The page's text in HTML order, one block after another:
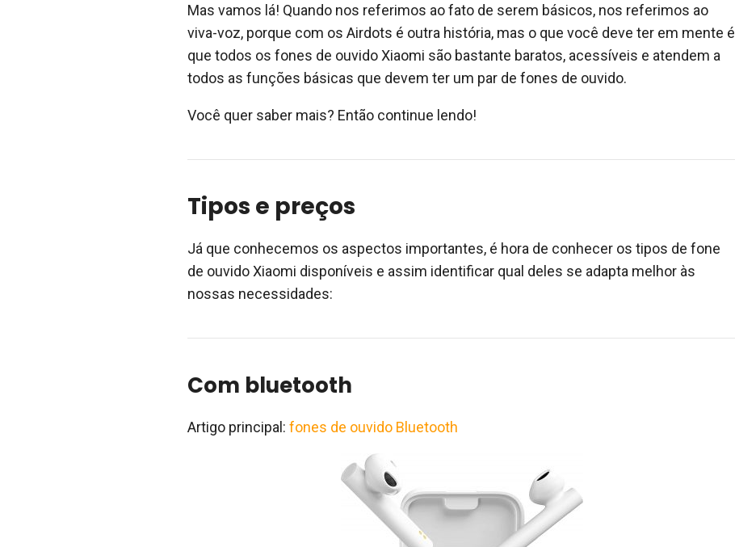
Mas vamos lá! Quando nos referimos ao fato de serem básicos, nos referimos ao
viva-voz, porque com os Airdots é outra história, mas o que você deve ter em mente é
que todos os fones de ouvido Xiaomi são bastante baratos, acessíveis e atendem a
todos as funções básicas que devem ter um par de fones de ouvido.
Você quer saber mais? Então continue lendo!
Tipos e preços
Já que conhecemos os aspectos importantes, é hora de conhecer os tipos de fone
de ouvido Xiaomi disponíveis e assim identificar qual deles se adapta melhor às
nossas necessidades:
Com bluetooth
Artigo principal: fones de ouvido Bluetooth